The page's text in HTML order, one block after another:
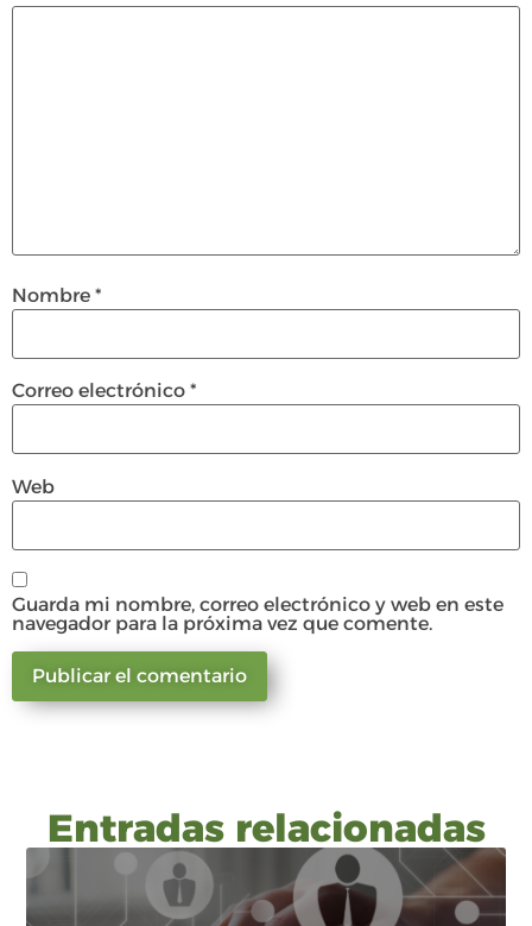
Nombre *
Correo electrónico *
Web
Guarda mi nombre, correo electrónico y web en este
navegador para la próxima vez que comente.
Entradas relacionadas